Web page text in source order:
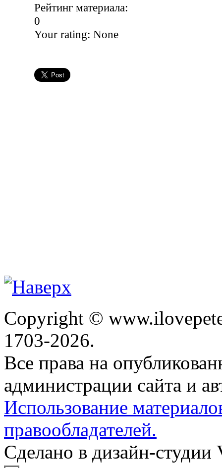
Рейтинг материала:
0
Your rating: None
Copyright ©
1703-2026.
Все права на
администрации сайта и
Использование
правообладателей.
Сделано в дизайн-студии